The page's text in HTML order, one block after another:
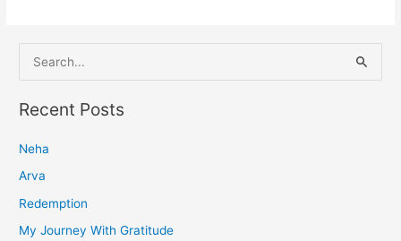
e
a
c
h
f
o
Recent Posts
Neha
Arva
Redemption
My Journey With Gratitude